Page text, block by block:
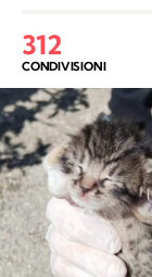
312
CONDIVISIONI